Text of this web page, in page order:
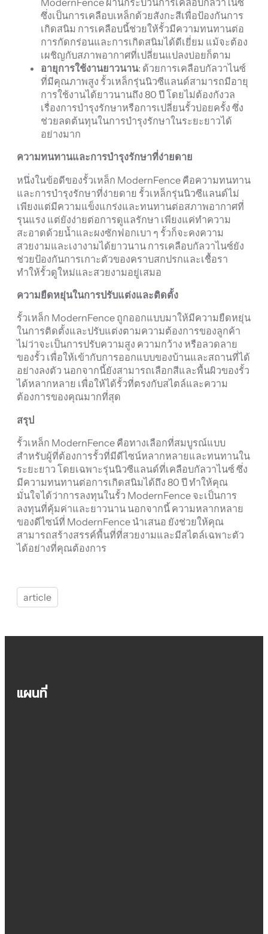
ModernFence ผ่านกระบวนการเคลือบกัลวาไนซ์
ซึ่งเป็นการเคลือบเหล็กด้วยสังกะสีเพื่อป้องกันการ
เกิดสนิม การเคลือบนี้ช่วยให้รั้วมีความทนทานต่อ
การกัดกร่อนและการเกิดสนิมได้ดีเยี่ยม แม้จะต้อง
เผชิญกับสภาพอากาศที่เปลี่ยนแปลงบ่อยก็ตาม
อายุการใช้งานยาวนาน: ด้วยการเคลือบกัลวาไนซ์
ที่มีคุณภาพสูง รั้วเหล็กรุ่นนิวซีแลนด์สามารถมีอายุ
การใช้งานได้ยาวนานถึง 80 ปี โดยไม่ต้องกังวล
เรื่องการบำรุงรักษาหรือการเปลี่ยนรั้วบ่อยครั้ง ซึ่ง
ช่วยลดต้นทุนในการบำรุงรักษาในระยะยาวได้
อย่างมาก
ความทนทานและการบำรุงรักษาที่ง่ายดาย
หนึ่งในข้อดีของรั้วเหล็ก ModernFence คือความทนทาน
และการบำรุงรักษาที่ง่ายดาย รั้วเหล็กรุ่นนิวซีแลนด์ไม่
เพียงแต่มีความแข็งแกร่งและทนทานต่อสภาพอากาศที่
รุนแรง แต่ยังง่ายต่อการดูแลรักษา เพียงแค่ทำความ
สะอาดด้วยน้ำและผงซักฟอกเบา ๆ รั้วก็จะคงความ
สวยงามและเงางามได้ยาวนาน การเคลือบกัลวาไนซ์ยัง
ช่วยป้องกันการเกาะตัวของคราบสกปรกและเชื้อรา
ทำให้รั้วดูใหม่และสวยงามอยู่เสมอ
ความยืดหยุ่นในการปรับแต่งและติดตั้ง
รั้วเหล็ก ModernFence ถูกออกแบบมาให้มีความยืดหยุ่น
ในการติดตั้งและปรับแต่งตามความต้องการของลูกค้า
ไม่ว่าจะเป็นการปรับความสูง ความกว้าง หรือลวดลาย
ของรั้ว เพื่อให้เข้ากับการออกแบบของบ้านและสถานที่ได้
อย่างลงตัว นอกจากนี้ยังสามารถเลือกสีและพื้นผิวของรั้ว
ได้หลากหลาย เพื่อให้ได้รั้วที่ตรงกับสไตล์และความ
ต้องการของคุณมากที่สุด
สรุป
รั้วเหล็ก ModernFence คือทางเลือกที่สมบูรณ์แบบ
สำหรับผู้ที่ต้องการรั้วที่มีดีไซน์หลากหลายและทนทานใน
ระยะยาว โดยเฉพาะรุ่นนิวซีแลนด์ที่เคลือบกัลวาไนซ์ ซึ่ง
มีความทนทานต่อการเกิดสนิมได้ถึง 80 ปี ทำให้คุณ
มั่นใจได้ว่าการลงทุนในรั้ว ModernFence จะเป็นการ
ลงทุนที่คุ้มค่าและยาวนาน นอกจากนี้ ความหลากหลาย
ของดีไซน์ที่ ModernFence นำเสนอ ยังช่วยให้คุณ
สามารถสร้างสรรค์พื้นที่ที่สวยงามและมีสไตล์เฉพาะตัว
ได้อย่างที่คุณต้องการ
article
แผนที่